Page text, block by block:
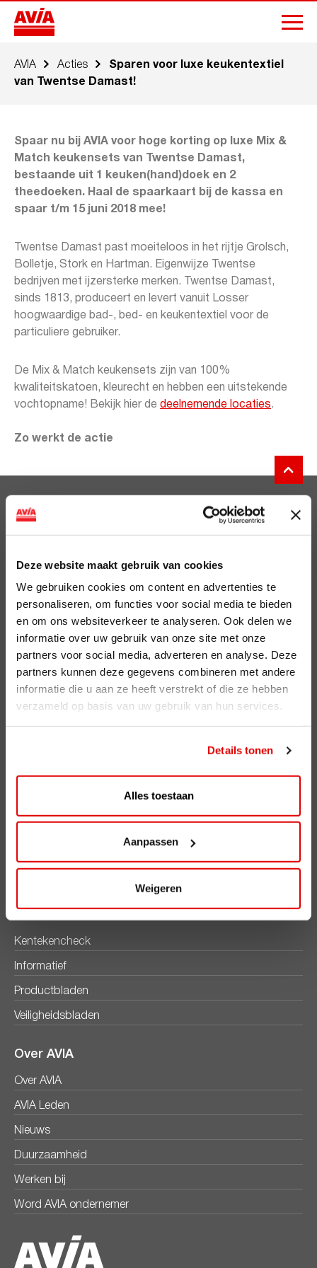
Deze website maakt gebruik van cookies
We gebruiken cookies om content en advertenties te
personaliseren, om functies voor social media te bieden
en om ons websiteverkeer te analyseren. Ook delen we
informatie over uw gebruik van onze site met onze
partners voor social media, adverteren en analyse. Deze
partners kunnen deze gegevens combineren met andere
informatie die u aan ze heeft verstrekt of die ze hebben
verzameld op basis van uw gebruik van hun services.
Details tonen
Alles toestaan
Aanpassen
Weigeren
AVIA Acties
​Sparen voor luxe keukentextiel
van Twentse Damast!
Spaar nu bij AVIA voor hoge korting op luxe Mix &
Match keukensets van Twentse Damast,
bestaande uit 1 keuken(hand)doek en 2
theedoeken. Haal de spaarkaart bij de kassa en
spaar t/m 15 juni 2018 mee!
Twentse Damast past moeiteloos in het rijtje Grolsch,
Bolletje, Stork en Hartman. Eigenwijze Twentse
bedrijven met ijzersterke merken. Twentse Damast,
sinds 1813, produceert en levert vanuit Losser
hoogwaardige bad-, bed- en keukentextiel voor de
particuliere gebruiker.
De Mix & Match keukensets zijn van 100%
kwaliteitskatoen, kleurecht en hebben een uitstekende
vochtopname! Bekijk hier de deelnemende locaties.
Zo werkt de actie
Clubsparen
Voordelen
ViaAVIA
Registreren
AVIA Diensten
AVIA Card
AVIA VOLT
AVIA brandstoffen
Kentekencheck
Informatief
Productbladen
Veiligheidsbladen
Over AVIA
Over AVIA
AVIA Leden
Nieuws
Duurzaamheid
Werken bij
Word AVIA ondernemer